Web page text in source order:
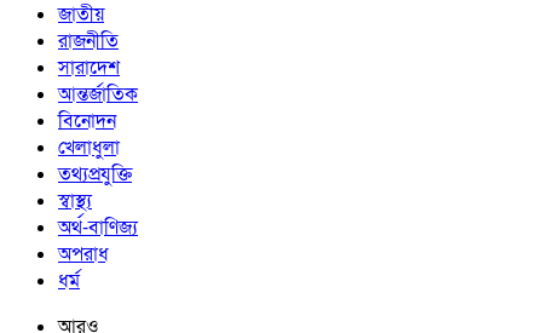
জাতীয়
রাজনীতি
সারাদেশ
আন্তর্জাতিক
বিনোদন
খেলাধুলা
তথ্যপ্রযুক্তি
স্বাস্থ্য
অর্থ-বাণিজ্য
অপরাধ
ধর্ম
আরও